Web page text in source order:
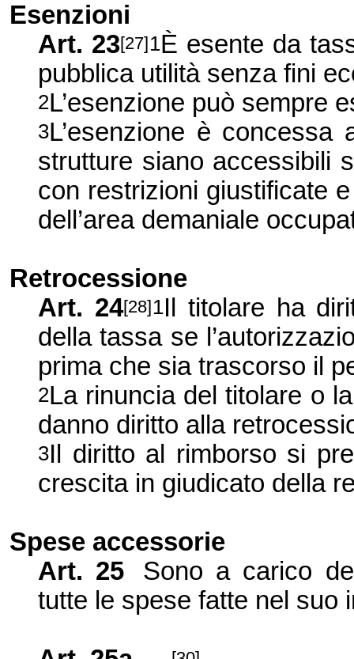
Esenzioni
Art. 23[27]1È esente da
pubblica utilità senza fini
2L’esenzione può sempre
3L’esenzione è
strutture siano accessibili
con restrizioni giustificate
dell’area demaniale
Retrocessione
Art. 24[28]1Il titolare ha
della tassa se
prima che sia trascorso il
2La rinuncia del titolare o
danno diritto alla
3Il diritto al rimborso si
crescita in giudicato della
Spese accessorie
Art. 25
Sono a carico
tutte le spese fatte nel suo